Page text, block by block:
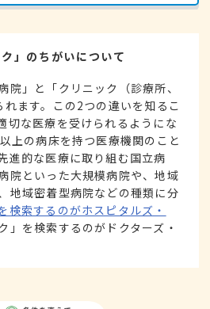
」のちがいについて
院」と「クリニック（診療所、
ます。この2つの違いを知るこ
切な医療を受けられるようにな
上の病床を持つ医療機関のこと
進的な医療に取り組む国立病
院といった大規模病院や、地域
地域密着型病院などの種類に分
検索するのがホスピタルズ・
」を検索するのがドクターズ・